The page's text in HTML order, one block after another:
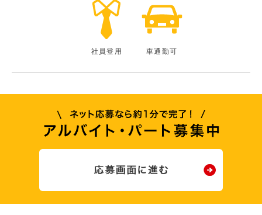
社員登用 車通勤可